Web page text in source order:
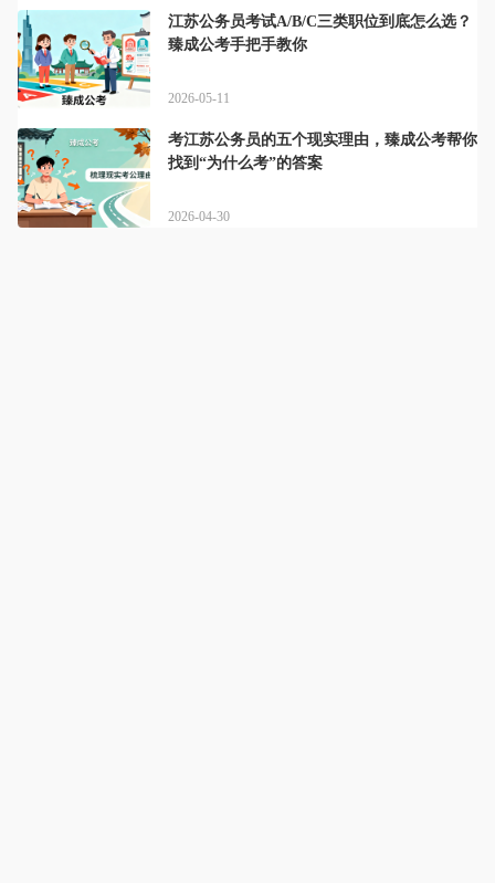
江苏公务员考试A/B/C三类职位到底怎么选？
臻成公考手把手教你
2026-05-11
考江苏公务员的五个现实理由，臻成公考帮你
找到“为什么考”的答案
2026-04-30